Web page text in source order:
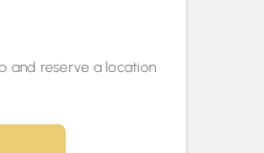
and reserve a location